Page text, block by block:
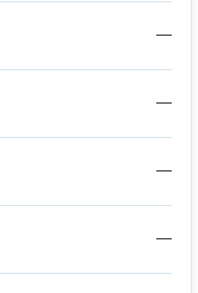
—
—
—
—